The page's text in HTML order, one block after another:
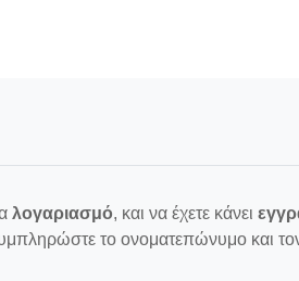
λογαριασμό, και να έχετε κάνει
το ονοματεπώνυμο και